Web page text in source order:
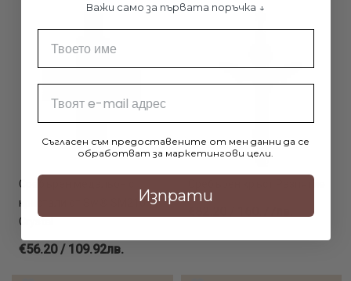
Сребърен медальон с
кристали от Sw® SM210
Crystal
€56.20 / 109.92лв.
Важи само за първата поръчка ↓
Съгласен съм предоставените от мен данни да се
обработват за маркетингови цели.
Изпрати